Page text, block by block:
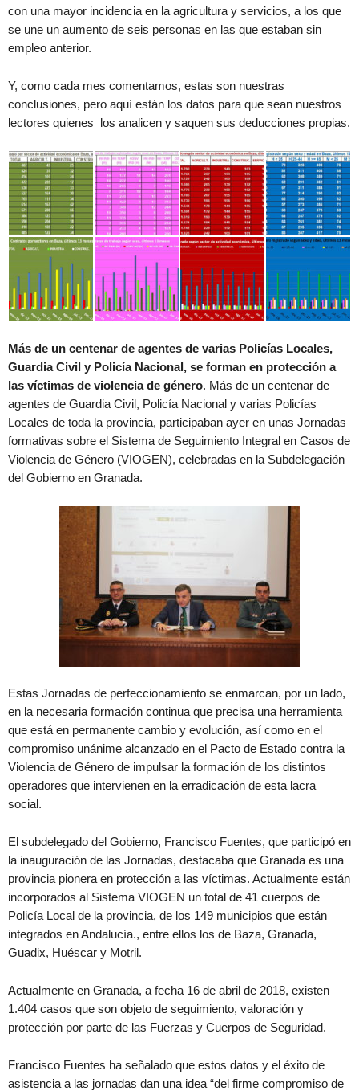
con una mayor incidencia en la agricultura y servicios, a los que
se une un aumento de seis personas en las que estaban sin
empleo anterior.
Y, como cada mes comentamos, estas son nuestras
conclusiones, pero aquí están los datos para que sean nuestros
lectores quienes los analicen y saquen sus deducciones propias.
Más de un centenar de agentes de varias Policías Locales,
Guardia Civil y Policía Nacional, se forman en protección a
las víctimas de violencia de género. Más de un centenar de
agentes de Guardia Civil, Policía Nacional y varias Policías
Locales de toda la provincia, participaban ayer en unas Jornadas
formativas sobre el Sistema de Seguimiento Integral en Casos de
Violencia de Género (VIOGEN), celebradas en la Subdelegación
del Gobierno en Granada.
Estas Jornadas de perfeccionamiento se enmarcan, por un lado,
en la necesaria formación continua que precisa una herramienta
que está en permanente cambio y evolución, así como en el
compromiso unánime alcanzado en el Pacto de Estado contra la
Violencia de Género de impulsar la formación de los distintos
operadores que intervienen en la erradicación de esta lacra
social.
El subdelegado del Gobierno, Francisco Fuentes, que participó en
la inauguración de las Jornadas, destacaba que Granada es una
provincia pionera en protección a las víctimas. Actualmente están
incorporados al Sistema VIOGEN un total de 41 cuerpos de
Policía Local de la provincia, de los 149 municipios que están
integrados en Andalucía., entre ellos los de Baza, Granada,
Guadix, Huéscar y Motril.
Actualmente en Granada, a fecha 16 de abril de 2018, existen
1.404 casos que son objeto de seguimiento, valoración y
protección por parte de las Fuerzas y Cuerpos de Seguridad.
Francisco Fuentes ha señalado que estos datos y el éxito de
asistencia a las jornadas dan una idea “del firme compromiso de